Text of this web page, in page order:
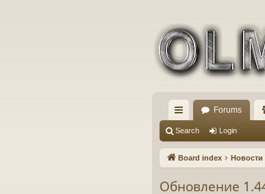
ui
ck
ks
Forums
Search Login
Board index Новости
Обновление